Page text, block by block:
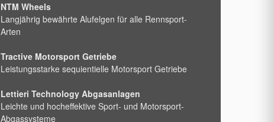
NTM Wheels
Langjährig bewährte Alufelgen für alle Rennsport-
Arten
Tractive Motorsport Getriebe
Leistungsstarke sequientielle Motorsport Getriebe
Lettieri Technology Abgasanlagen
Leichte und hocheffektive Sport- und Motorsport-
Abgassysteme